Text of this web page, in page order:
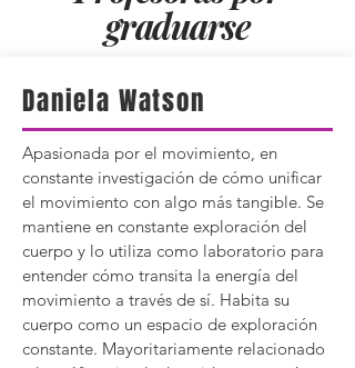
graduarse
Daniela Watson
Apasionada por el movimiento, en
constante investigación de cómo unificar
el movimiento con algo más tangible. Se
mantiene en constante exploración del
cuerpo y lo utiliza como laboratorio para
entender cómo transita la energía del
movimiento a través de sí. Habita su
cuerpo como un espacio de exploración
constante. Mayoritariamente relacionado